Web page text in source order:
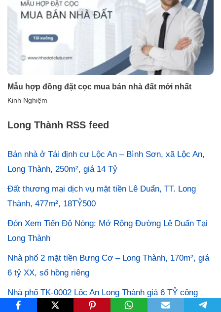
Mẫu hợp đồng đặt cọc mua bán nhà đất mới nhất
Kinh Nghiệm
Long Thành RSS feed
Bán nhà ở Tái định cư Lộc An – Bình Sơn, xã Lộc An,
Long Thành, 250m², giá 14 Tỷ
Đất thương mại dịch vụ mặt tiền Lê Duẩn, TT. Long
Thành, 477m², 18TỶ500
Đón Xem Tiến Độ Nóng: Mở Rộng Đường Lê Duẩn Tại
Long Thành
Nhà phố 2 mặt tiền Bưng Cơ – Long Thành, 170m², giá
6 tỷ XX, sổ hồng riêng
Nhà phố TK-0002 Lộc An Long Thành giá 6 TỶ công
chứng ngay